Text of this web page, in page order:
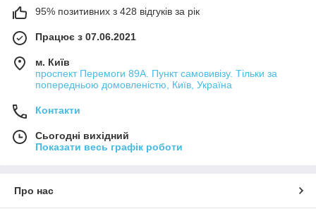
95% позитивних з 428 відгуків за рік
Працює з 07.06.2021
м. Київ
проспект Перемоги 89А. Пункт самовивізу. Тільки за
попередньою домовленістю, Київ, Україна
Контакти
Сьогодні вихідний
Показати весь графік роботи
Про нас